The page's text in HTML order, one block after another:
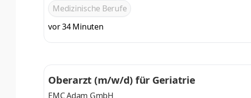
Sie bekommen Hilfe bei der Kita-Suche und der
und Wohnungssuche
Medizinische Berufe
vor 34 Minuten
Oberarzt (m/w/d) für Geriatrie
EMC Adam GmbH